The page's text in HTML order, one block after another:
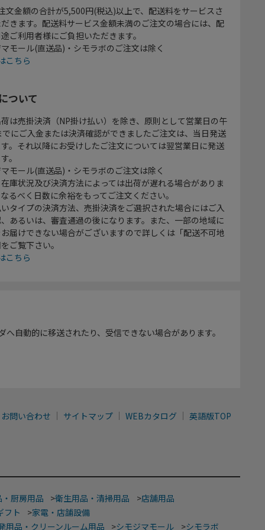
文金額の合計が5,500円(税込)以上で、配送料をサービスさ
きます。配送料サービス金額未満のご注文の場合には、配
ご利用者様にご負担いただきます。
モール(直送品)・シモラボのご注文は除く
こちら
ついて
は売掛決済（NP掛け払い）を除き、原則として営業日の午
にご入金または決済確認ができましたご注文は、当日発送
。それ以降にお受けしたご注文については翌営業日に発送
。
モール(直送品)・シモラボのご注文は除く
庫状況及び決済方法によっては出荷が遅れる場合がありま
るべく日数に余裕をもってご注文ください。
タイプの決済方法、売掛決済をご選択された場合にはご入
あるいは、審査通過の後になります。また、一部の地域に
届けできない場合がございますので詳しくは「配送不可地
ご覧下さい。
こちら
自動的に移送されたり、受信できない場合があります。
お問い合わせ サイトマップ WEBカタログ 英語版TOP
厨房用品 >衛生用品・清掃用品 >店舗用品
フト
>家電・店舗設備
用品・クリーンルーム用品
>シモジマモール >シモラボ